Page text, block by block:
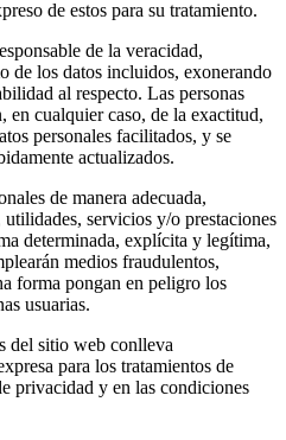
de estos para su tratamiento.
de la veracidad,
de los datos incluidos, exonerando
al respecto. Las personas
en cualquier caso, de la exactitud,
personales facilitados, y se
actualizados.
de manera adecuada,
servicios y/o prestaciones
determinada, explícita y legítima,
medios fraudulentos,
forma pongan en peligro los
usuarias.
del sitio web conlleva
para los tratamientos de
privacidad y en las condiciones